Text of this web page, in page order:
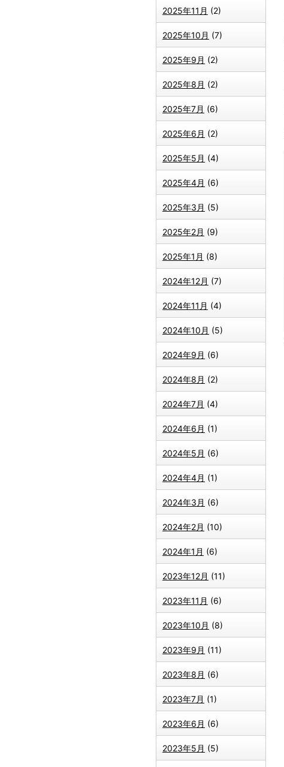
2025年11月 (2)
2025年10月 (7)
2025年9月 (2)
2025年8月 (2)
2025年7月 (6)
2025年6月 (2)
2025年5月 (4)
2025年4月 (6)
2025年3月 (5)
2025年2月 (9)
2025年1月 (8)
2024年12月 (7)
2024年11月 (4)
2024年10月 (5)
2024年9月 (6)
2024年8月 (2)
2024年7月 (4)
2024年6月 (1)
2024年5月 (6)
2024年4月 (1)
2024年3月 (6)
2024年2月 (10)
2024年1月 (6)
2023年12月 (11)
2023年11月 (6)
2023年10月 (8)
2023年9月 (11)
2023年8月 (6)
2023年7月 (1)
2023年6月 (6)
2023年5月 (5)